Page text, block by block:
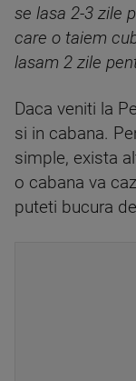
se lasa 2-3 zile
care o taiem
lasam 2 zile
Daca veniti la
si in cabana.
simple, exista
o cabana va
puteti bucura